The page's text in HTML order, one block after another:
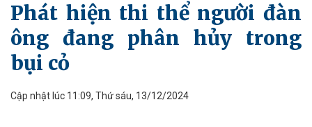
Phát hiện thi thể người đàn
ông đang phân hủy trong
bụi cỏ
Cập nhật lúc 11:09, Thứ sáu, 13/12/2024